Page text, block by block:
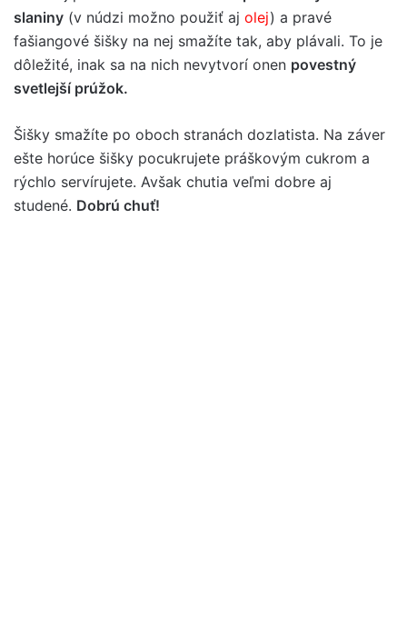
slaniny (v núdzi možno použiť aj olej) a pravé
fašiangové šišky na nej smažíte tak, aby plávali. To je
dôležité, inak sa na nich nevytvorí onen povestný
svetlejší prúžok.
Šišky smažíte po oboch stranách dozlatista. Na záver
ešte horúce šišky pocukrujete práškovým cukrom a
rýchlo servírujete. Avšak chutia veľmi dobre aj
studené. Dobrú chuť!